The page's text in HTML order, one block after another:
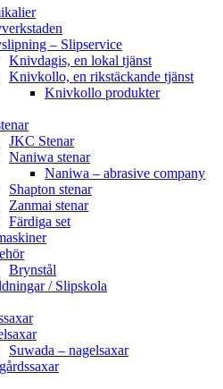
– Slipservice
Knivdagis, en lokal tjänst
Knivkollo, en rikstäckande tjänst
Knivkollo produkter
JKC Stenar
Naniwa stenar
Naniwa – abrasive company
Shapton stenar
Zanmai stenar
Färdiga set
Brynstål
/ Slipskola
Suwada – nagelsaxar